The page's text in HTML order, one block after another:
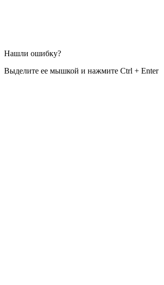
Нашли ошибку?
Выделите ее мышкой и нажмите Ctrl + Enter